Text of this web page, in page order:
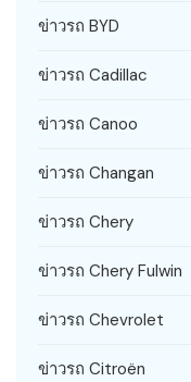
ข่าวรถ BYD
ข่าวรถ Cadillac
ข่าวรถ Canoo
ข่าวรถ Changan
ข่าวรถ Chery
ข่าวรถ Chery Fulwin
ข่าวรถ Chevrolet
ข่าวรถ Citroën